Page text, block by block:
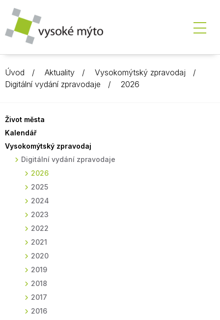
Úvod Aktuality
Vysokomýtský zpravodaj
Digitální vydání zpravodaje
2026
Život města
Kalendář
Vysokomýtský zpravodaj
Digitální vydání zpravodaje
2026
2025
2024
2023
2022
2021
2020
2019
2018
2017
2016